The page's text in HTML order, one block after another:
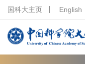
国科大主页 English